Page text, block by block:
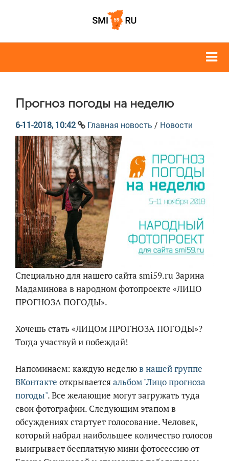
Прогноз погоды на неделю
6-11-2018, 10:42 Главная новость / Новости
Специально для нашего сайта smi59.ru Зарина
Мадаминова в народном фотопроекте «ЛИЦО
ПРОГНОЗА ПОГОДЫ».
Хочешь стать «ЛИЦОм ПРОГНОЗА ПОГОДЫ»?
Тогда участвуй и побеждай!
Напоминаем: каждую неделюв нашей группе
ВКонтакте открываетсяальбом "Лицо прогноза
погоды". Все желающие могут загружать туда
свои фотографии. Следующим этапом в
обсуждениях стартует голосование. Человек,
который набрал наибольшее количество голосов
выигрывает бесплатную мини фотосессию от